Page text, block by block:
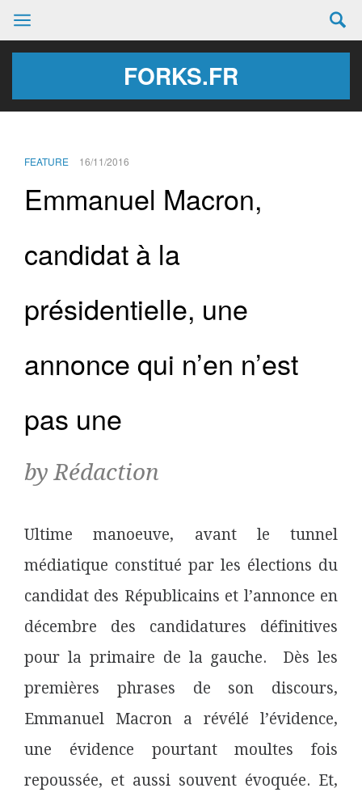
FORKS.FR
FEATURE 16/11/2016
Emmanuel Macron,
candidat à la
présidentielle, une
annonce qui n’en n’est
pas une
by Rédaction
Ultime manoeuve, avant le tunnel
médiatique constitué par les élections du
candidat des Républicains et l’annonce en
décembre des candidatures définitives
pour la primaire de la gauche. Dès les
premières phrases de son discours,
Emmanuel Macron a révélé l’évidence,
une évidence pourtant moultes fois
repoussée, et aussi souvent évoquée. Et,